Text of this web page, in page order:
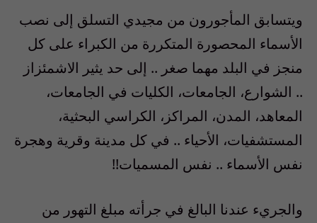
ويتسابق المأجورون من مجيدي التسلق إلى نصب
الأسماء المحصورة المتكررة من الكبراء على كل
منجز في البلد مهما صغر .. إلى حد يثير الاشمئزاز
.. الشوارع، الجامعات، الكليات في الجامعات،
المعاهد، المدن، المراكز، الكراسي البحثية،
المستشفيات، الأحياء .. في كل مدينة وقرية وهجرة
نفس الأسماء .. نفس المسميات!!
والجريء عندنا البالغ في جرأته مبلغ التهور من